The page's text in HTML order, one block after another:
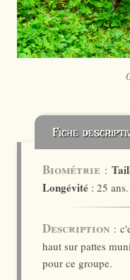
Fiche
Biométrie :
Longévité : 25 ans.
Description :
haut sur pattes
pour ce groupe.